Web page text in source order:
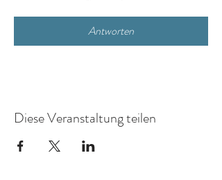
Antworten
Diese Veranstaltung teilen